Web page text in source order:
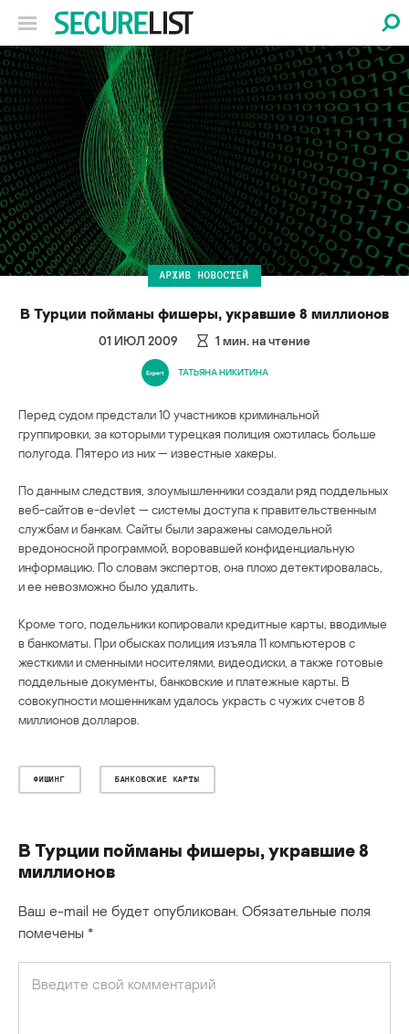
АРХИВ НОВОСТЕЙ
В Турции пойманы фишеры, укравшие 8 миллионов
01 ИЮЛ 2009 1 мин. на чтение
ТАТЬЯНА НИКИТИНА
Перед судом предстали 10 участников криминальной
группировки, за которыми турецкая полиция охотилась больше
полугода. Пятеро из них — известные хакеры.
По данным следствия, злоумышленники создали ряд поддельных
веб-сайтов e-devlet — системы доступа к правительственным
службам и банкам. Сайты были заражены самодельной
вредоносной программой, воровавшей конфиденциальную
информацию. По словам экспертов, она плохо детектировалась,
и ее невозможно было удалить.
Кроме того, подельники копировали кредитные карты, вводимые
в банкоматы. При обысках полиция изъяла 11 компьютеров с
жесткими и сменными носителями, видеодиски, а также готовые
поддельные документы, банковские и платежные карты. В
совокупности мошенникам удалось украсть с чужих счетов 8
миллионов долларов.
ФИШИНГ БАНКОВСКИЕ КАРТЫ
В Турции пойманы фишеры, укравшие 8
миллионов
Ваш e-mail не будет опубликован. Обязательные поля
помечены *